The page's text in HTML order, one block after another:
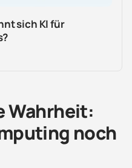
sich KI für
Wahrheit:
noch